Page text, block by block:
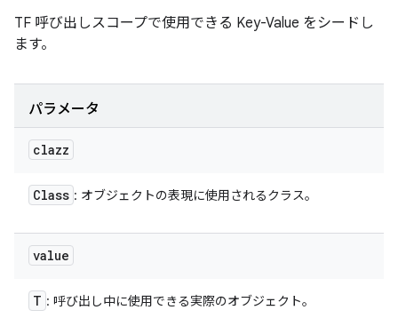
TF 呼び出しスコープで使用できる Key-Value をシードし
ます。
パラメータ
clazz
Class : オブジェクトの表現に使用されるクラス。
value
T : 呼び出し中に使用できる実際のオブジェクト。